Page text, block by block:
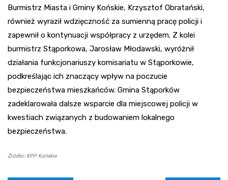
Burmistrz Miasta i Gminy Końskie, Krzysztof Obratański,
również wyraził wdzięczność za sumienną pracę policji i
zapewnił o kontynuacji współpracy z urzędem. Z kolei
burmistrz Stąporkowa, Jarosław Młodawski, wyróżnił
działania funkcjonariuszy komisariatu w Stąporkowie,
podkreślając ich znaczący wpływ na poczucie
bezpieczeństwa mieszkańców. Gmina Stąporków
zadeklarowała dalsze wsparcie dla miejscowej policji w
kwestiach związanych z budowaniem lokalnego
bezpieczeństwa.
Źródło: KPP Końskie